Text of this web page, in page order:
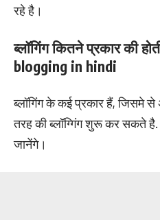
रहे है।
ब्लॉगिंग कितने प्रकार की
blogging in hindi
ब्लॉगिंग के कई प्रकार हैं, जिसमे
तरह की ब्लॉग्गिंग शुरू कर सकते है.
जानेंगे।